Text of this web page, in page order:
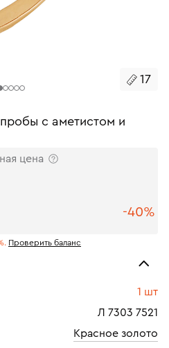
17
с аметистом и
цена
-40%
Проверить баланс
1 шт
Л 7303 7521
Красное золото